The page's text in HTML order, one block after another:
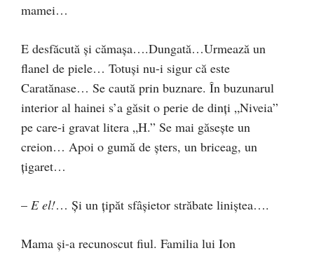
mamei…
E desfăcută şi cămaşa….Dungată…Urmează un
flanel de piele… Totuşi nu-i sigur că este
Caratănase… Se caută prin buznare. În buzunarul
interior al hainei s’a găsit o perie de dinţi „Niveia”
pe care-i gravat litera „H.” Se mai găseşte un
creion… Apoi o gumă de şters, un briceag, un
ţigaret…
– E el!… Şi un ţipăt sfâşietor străbate liniştea….
Mama şi-a recunoscut fiul. Familia lui Ion